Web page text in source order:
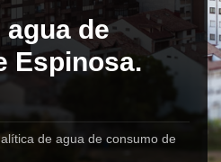
de
Espinosa.
de agua de consumo de